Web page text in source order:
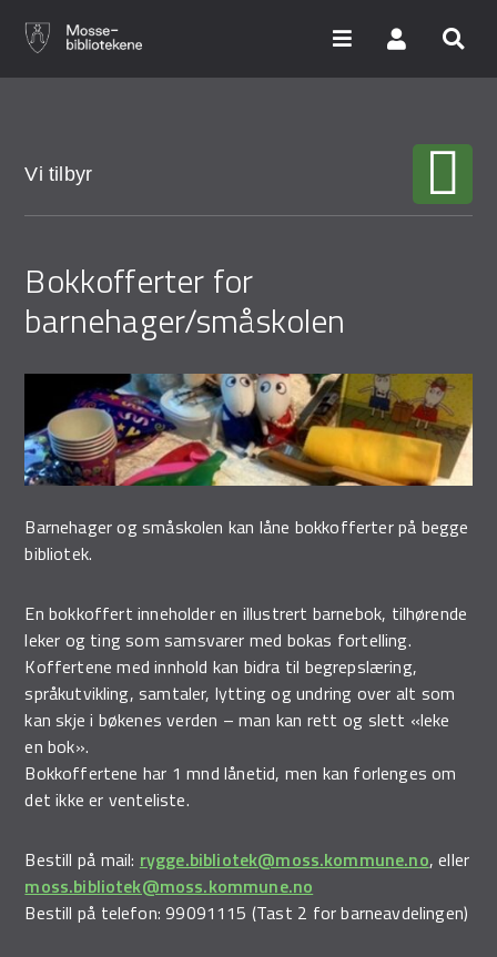
Arrangementer
Bibliotekene
Nyheter
Digitale tjenester
Vi tilbyr
Vi tilbyr
Bokkofferter for
barnehager/småskolen
Barnehager og småskolen kan låne bokkofferter på begge
bibliotek.
En bokkoffert inneholder en illustrert barnebok, tilhørende
leker og ting som samsvarer med bokas fortelling.
Koffertene med innhold kan bidra til begrepslæring,
språkutvikling, samtaler, lytting og undring over alt som
kan skje i bøkenes verden – man kan rett og slett «leke
en bok».
Bokkoffertene har 1 mnd lånetid, men kan forlenges om
det ikke er venteliste.
Bestill på mail: rygge.bibliotek@moss.kommune.no, eller
moss.bibliotek@moss.kommune.no
Bestill på telefon: 99091115 (Tast 2 for barneavdelingen)